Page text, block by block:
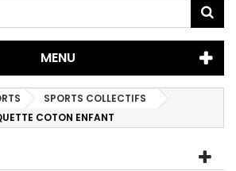
MENU
SPORTS COLLECTIFS
COTON ENFANT